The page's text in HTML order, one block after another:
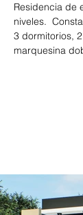
Residencia de
niveles.
3 dormitorios,
marquesina